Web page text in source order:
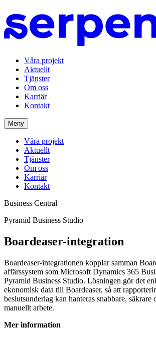
Våra projekt
Aktuellt
Tjänster
Om oss
Karriär
Kontakt
Meny
Våra projekt
Aktuellt
Tjänster
Om oss
Karriär
Kontakt
Business Central
Pyramid Business Studio
Boardeaser-integration
Boardeaser-integrationen kopplar samman
affärssystem som Microsoft Dynamics 365
Pyramid Business Studio. Lösningen gör det
ekonomisk data till Boardeaser, så att
beslutsunderlag kan hanteras snabbare, säkrare
manuellt arbete.
Mer information